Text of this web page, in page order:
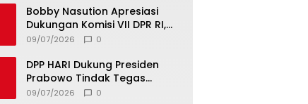
Bobby Nasution Apresiasi
Dukungan Komisi VII DPR RI,
Dorong PRSU Masuk Kalender
09/07/2026 0
DPP HARI Dukung Presiden
Prabowo Tindak Tegas
Pelaku Korupsi Tanpa Tebang
09/07/2026 0